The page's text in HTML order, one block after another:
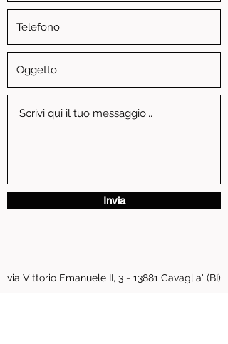
Invia
via Vittorio Emanuele II, 3 - 13881 Cavaglia' (BI)
P.IVA
01739810024